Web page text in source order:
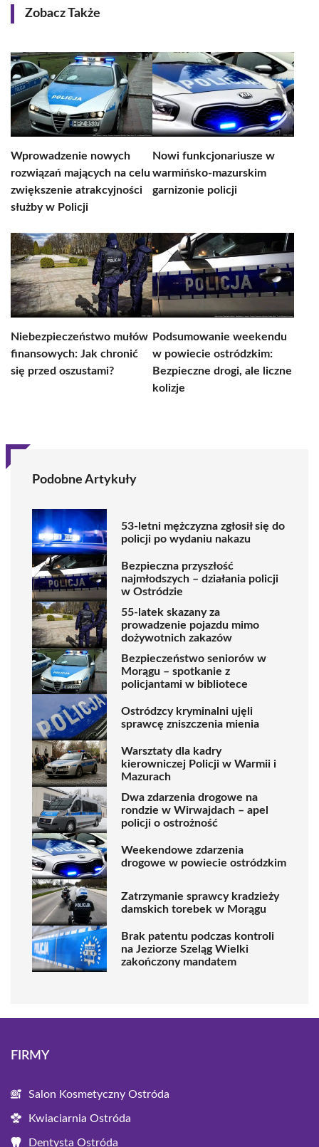
Zobacz Także
Wprowadzenie nowych
rozwiązań mających na celu
zwiększenie atrakcyjności
służby w Policji
Nowi funkcjonariusze w
warmińsko-mazurskim
garnizonie policji
Niebezpieczeństwo mułów
finansowych: Jak chronić
się przed oszustami?
Podsumowanie weekendu
w powiecie ostródzkim:
Bezpieczne drogi, ale liczne
kolizje
Podobne Artykuły
53-letni mężczyzna zgłosił się do
policji po wydaniu nakazu
Bezpieczna przyszłość
najmłodszych – działania policji
w Ostródzie
55-latek skazany za
prowadzenie pojazdu mimo
dożywotnich zakazów
Bezpieczeństwo seniorów w
Morągu – spotkanie z
policjantami w bibliotece
Ostródzcy kryminalni ujęli
sprawcę zniszczenia mienia
Warsztaty dla kadry
kierowniczej Policji w Warmii i
Mazurach
Dwa zdarzenia drogowe na
rondzie w Wirwajdach – apel
policji o ostrożność
Weekendowe zdarzenia
drogowe w powiecie ostródzkim
Zatrzymanie sprawcy kradzieży
damskich torebek w Morągu
Brak patentu podczas kontroli
na Jeziorze Szeląg Wielki
zakończony mandatem
FIRMY
Salon Kosmetyczny Ostróda
Kwiaciarnia Ostróda
Dentysta Ostróda